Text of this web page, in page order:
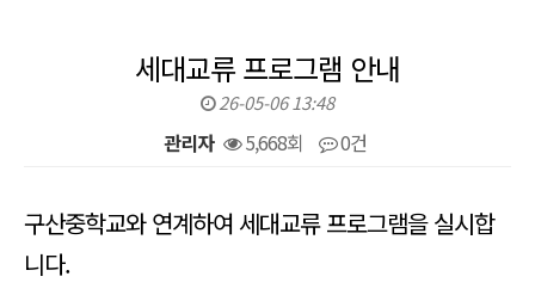
세대교류 프로그램 안내
26-05-06 13:48
관리자 5,668회 0건
구산중학교와 연계하여 세대교류 프로그램을 실시합
니다.